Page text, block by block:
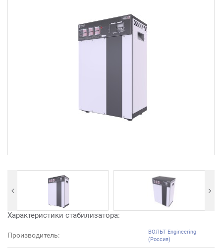
Характеристики стабилизатора:
Производитель:
ВОЛЬТ Engineering
(Россия)